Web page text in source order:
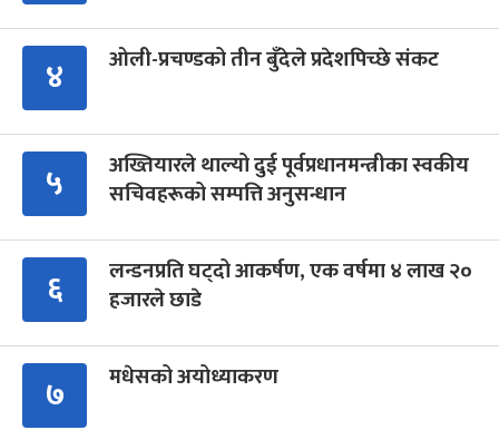
४ ओली-प्रचण्डको तीन बुँदेले प्रदेशपिच्छे संकट
५
अख्तियारले थाल्यो दुई पूर्वप्रधानमन्त्रीका स्वकीय
सचिवहरूको सम्पत्ति अनुसन्धान
६
लन्डनप्रति घट्दो आकर्षण, एक वर्षमा ४ लाख २०
हजारले छाडे
७ मधेसको अयोध्याकरण